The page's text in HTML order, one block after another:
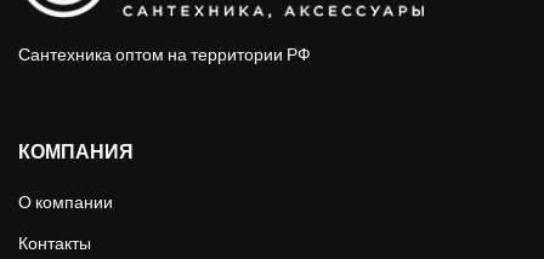
Сантехника оптом на территории РФ
КОМПАНИЯ
О компании
Контакты